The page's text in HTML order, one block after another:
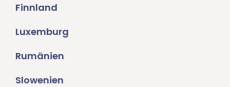
Finnland
Luxemburg
Rumänien
Slowenien